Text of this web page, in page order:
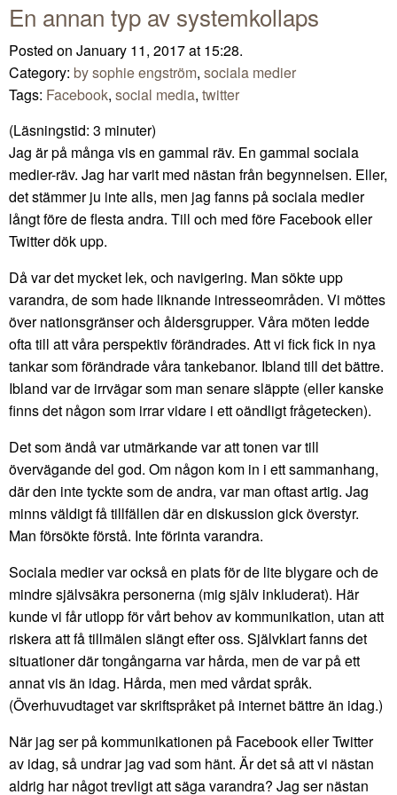
En annan typ av systemkollaps
Posted on January 11, 2017 at 15:28.
Category: by sophie engström, sociala medier
Tags: Facebook, social media, twitter
(Läsningstid: 3 minuter)
Jag är på många vis en gammal räv. En gammal sociala
medier-räv. Jag har varit med nästan från begynnelsen. Eller,
det stämmer ju inte alls, men jag fanns på sociala medier
långt före de flesta andra. Till och med före Facebook eller
Twitter dök upp.
Då var det mycket lek, och navigering. Man sökte upp
varandra, de som hade liknande intresseområden. Vi möttes
över nationsgränser och åldersgrupper. Våra möten ledde
ofta till att våra perspektiv förändrades. Att vi fick fick in nya
tankar som förändrade våra tankebanor. Ibland till det bättre.
Ibland var de irrvägar som man senare släppte (eller kanske
finns det någon som irrar vidare i ett oändligt frågetecken).
Det som ändå var utmärkande var att tonen var till
övervägande del god. Om någon kom in i ett sammanhang,
där den inte tyckte som de andra, var man oftast artig. Jag
minns väldigt få tillfällen där en diskussion gick överstyr.
Man försökte förstå. Inte förinta varandra.
Sociala medier var också en plats för de lite blygare och de
mindre självsäkra personerna (mig själv inkluderat). Här
kunde vi får utlopp för vårt behov av kommunikation, utan att
riskera att få tillmälen slängt efter oss. Självklart fanns det
situationer där tongångarna var hårda, men de var på ett
annat vis än idag. Hårda, men med vårdat språk.
(Överhuvudtaget var skriftspråket på internet bättre än idag.)
När jag ser på kommunikationen på Facebook eller Twitter
av idag, så undrar jag vad som hänt. Är det så att vi nästan
aldrig har något trevligt att säga varandra? Jag ser nästan